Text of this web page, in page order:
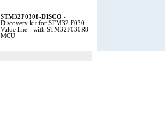
STM32F0308-DISCO -
Discovery kit for STM32 F030
Value line - with STM32F030R8
MCU